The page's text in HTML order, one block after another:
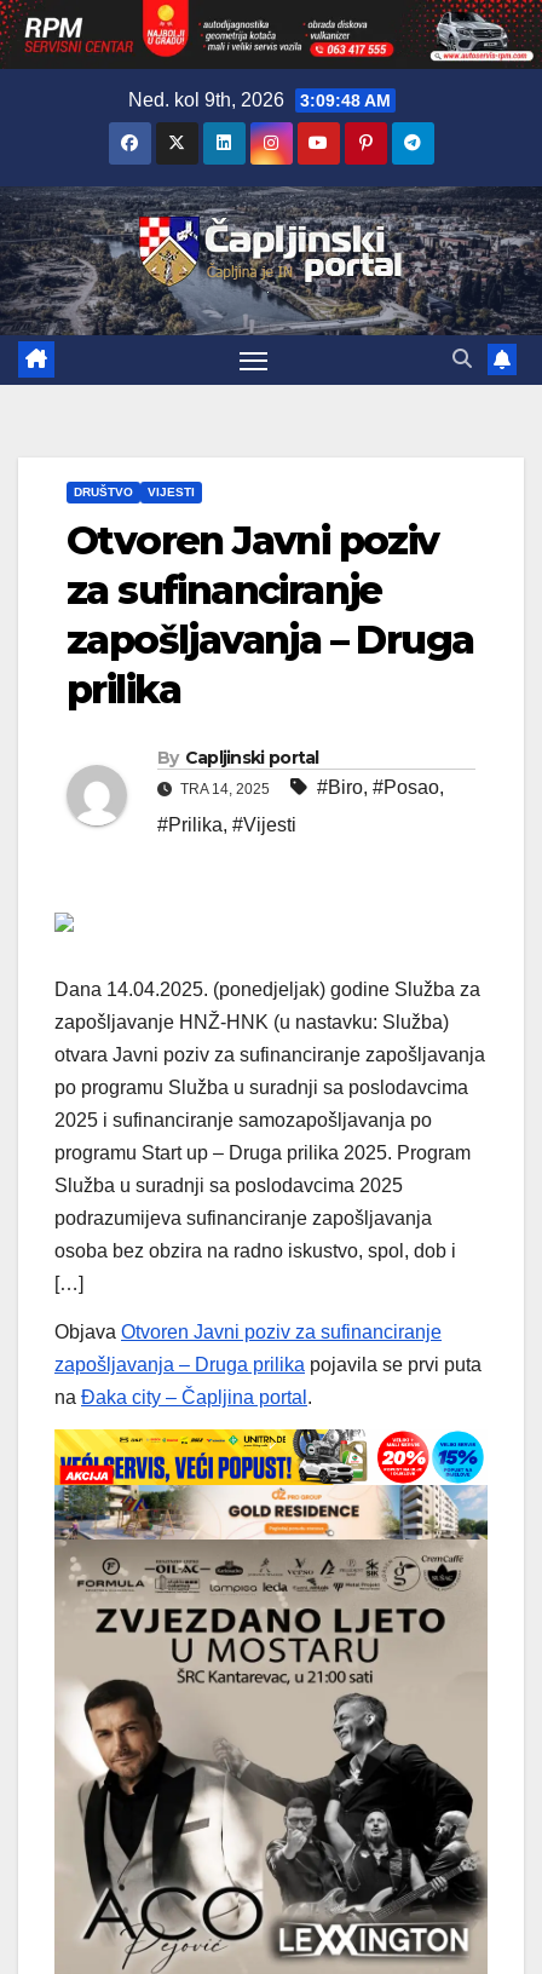
Ned. kol 9th, 2026 3:09:49 AM
DRUŠTVO VIJESTI
Otvoren Javni poziv
za sufinanciranje
zapošljavanja – Druga
prilika
By Capljinski portal
TRA 14, 2025 #Biro, #Posao,
#Prilika, #Vijesti
Dana 14.04.2025. (ponedjeljak) godine Služba za
zapošljavanje HNŽ-HNK (u nastavku: Služba)
otvara Javni poziv za sufinanciranje zapošljavanja
po programu Služba u suradnji sa poslodavcima
2025 i sufinanciranje samozapošljavanja po
programu Start up – Druga prilika 2025. Program
Služba u suradnji sa poslodavcima 2025
podrazumijeva sufinanciranje zapošljavanja
osoba bez obzira na radno iskustvo, spol, dob i
[…]
Objava Otvoren Javni poziv za sufinanciranje
zapošljavanja – Druga prilika pojavila se prvi puta
na Đaka city – Čapljina portal .